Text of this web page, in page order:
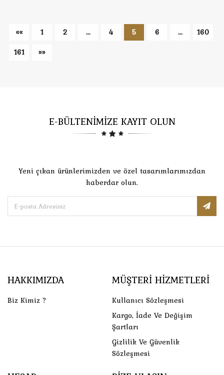
«« 1 2 ... 4 5 6 ...
160
161
»»
E-BÜLTENİMİZE KAYIT OLUN
Yeni çıkan ürünlerimizden ve özel tasarımlarımızdan
haberdar olun.
HAKKIMIZDA
Biz Kimiz ?
MÜŞTERI HIZMETLERI
Kullanıcı Sözleşmesi
Kargo, İade Ve Değişim
Şartları
Gizlilik Ve Güvenlik
Sözleşmesi